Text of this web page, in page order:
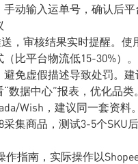
动输入运单号，确认后
，审核结果实时提醒。使
比平台物流低15-30%）
免虚假描述导致处罚。建
数据中心”报表，优化品类
Wish，建议同一套资料
集商品，测试3-5个SKU
作指南，实际操作以